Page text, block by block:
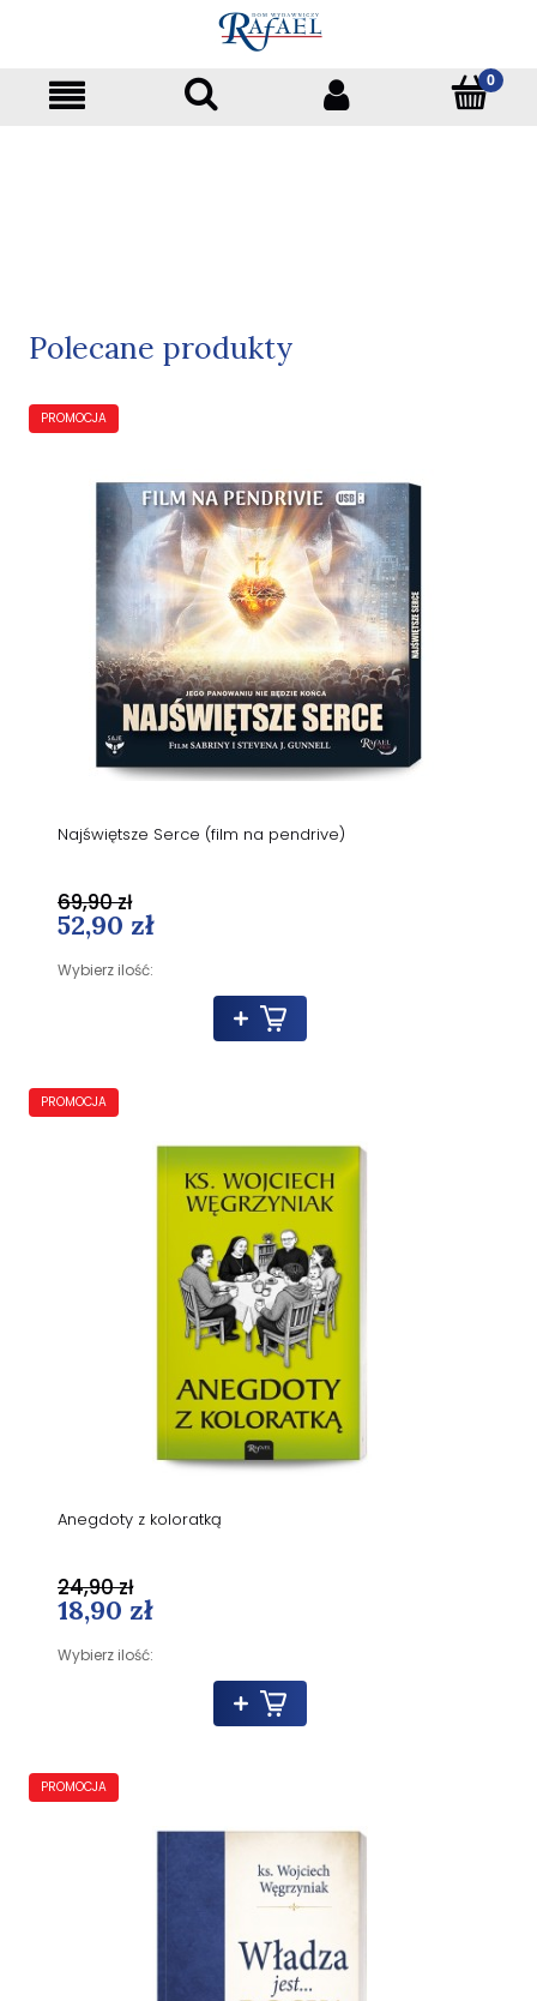
Polecane produkty
Najświętsze Serce (film na pendrive)
52,90 zł
Wybierz ilość:
69,90 zł
PROMOCJA
Anegdoty z koloratką
18,90 zł
Wybierz ilość:
24,90 zł
PROMOCJA
PROMOCJA